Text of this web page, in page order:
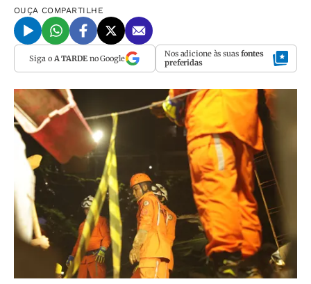
OUÇA COMPARTILHE
Siga o A TARDEno Google Nos adicione às suas fontes
preferidas